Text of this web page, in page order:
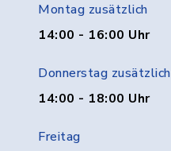
Montag zusätzlich
14:00 - 16:00 Uhr
Donnerstag zusätzlich
14:00 - 18:00 Uhr
Freitag